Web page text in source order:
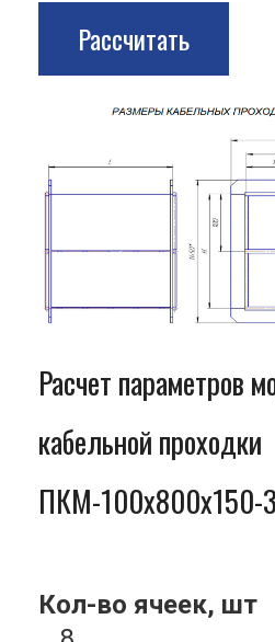
Рассчитать
Расчет параметров
кабельной проходки
ПКМ-100x800x150-3
Кол-во ячеек, шт